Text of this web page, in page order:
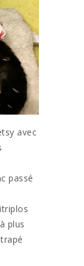
avec
passé
plus